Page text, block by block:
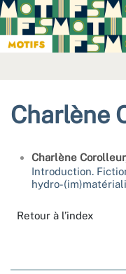
Charlène
Charlène Corolleur
Introduction.
hydro-
Retour à l’index